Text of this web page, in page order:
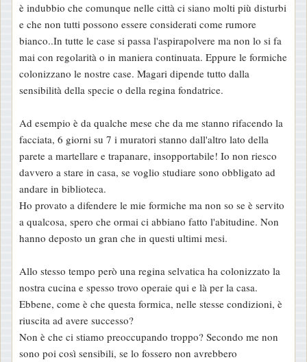
s
s
a
g
g
i
è indubbio che comunque nelle città ci siano molti più disturbi
e che non tutti possono essere considerati come rumore
bianco..In tutte le case si passa l'aspirapolvere ma non lo si fa
mai con regolarità o in maniera continuata. Eppure le formiche
colonizzano le nostre case. Magari dipende tutto dalla
sensibilità della specie o della regina fondatrice.
Ad esempio è da qualche mese che da me stanno rifacendo la
facciata, 6 giorni su 7 i muratori stanno dall'altro lato della
parete a martellare e trapanare, insopportabile! Io non riesco
davvero a stare in casa, se voglio studiare sono obbligato ad
andare in biblioteca.
Ho provato a difendere le mie formiche ma non so se è servito
a qualcosa, spero che ormai ci abbiano fatto l'abitudine. Non
hanno deposto un gran che in questi ultimi mesi.
Allo stesso tempo però una regina selvatica ha colonizzato la
nostra cucina e spesso trovo operaie qui e là per la casa.
Ebbene, come è che questa formica, nelle stesse condizioni, è
riuscita ad avere successo?
Non è che ci stiamo preoccupando troppo? Secondo me non
sono poi così sensibili, se lo fossero non avrebbero